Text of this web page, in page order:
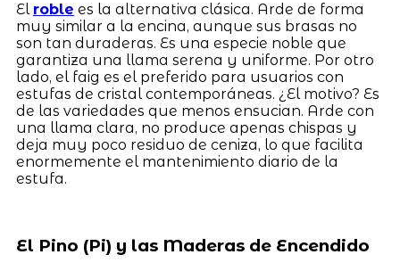
El roble es la alternativa clásica. Arde de forma
muy similar a la encina, aunque sus brasas no
son tan duraderas. Es una especie noble que
garantiza una llama serena y uniforme. Por otro
lado, el faig es el preferido para usuarios con
estufas de cristal contemporáneas. ¿El motivo? Es
de las variedades que menos ensucian. Arde con
una llama clara, no produce apenas chispas y
deja muy poco residuo de ceniza, lo que facilita
enormemente el mantenimiento diario de la
estufa.
El Pino (Pi) y las Maderas de Encendido